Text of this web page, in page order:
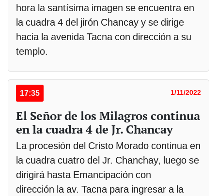
hora la santísima imagen se encuentra en
la cuadra 4 del jirón Chancay y se dirige
hacia la avenida Tacna con dirección a su
templo.
17:35 1/11/2022
El Señor de los Milagros continua
en la cuadra 4 de Jr. Chancay
La procesión del Cristo Morado continua en
la cuadra cuatro del Jr. Chanchay, luego se
dirigirá hasta Emancipación con
dirección la av. Tacna para ingresar a la